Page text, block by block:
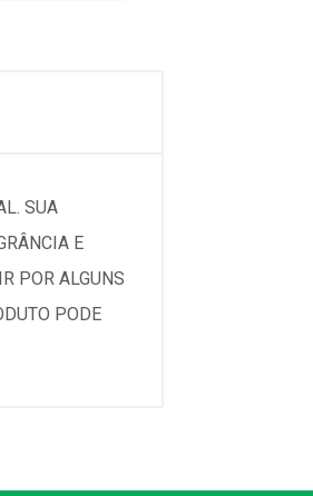
SUA
E
POR ALGUNS
PODE